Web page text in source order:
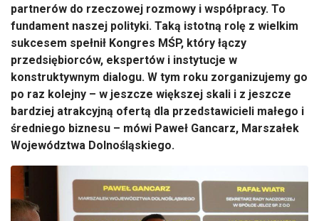
partnerów do rzeczowej rozmowy i współpracy. To
fundament naszej polityki. Taką istotną rolę z wielkim
sukcesem spełnił Kongres MŚP, który łączy
przedsiębiorców, ekspertów i instytucje w
konstruktywnym dialogu. W tym roku zorganizujemy go
po raz kolejny – w jeszcze większej skali i z jeszcze
bardziej atrakcyjną ofertą dla przedstawicieli małego i
średniego biznesu – mówi Paweł Gancarz, Marszałek
Województwa Dolnośląskiego.